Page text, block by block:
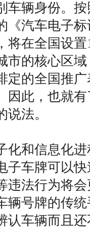
车辆身份。
《汽车电子
将在全国设
市的核心区
定的全国推
因此，也就
法。
和信息化进
子车牌可以
违法行为将
辆号牌的传
认车辆而且